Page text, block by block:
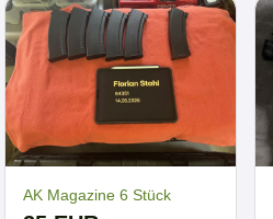
AK Magazine 6 Stück